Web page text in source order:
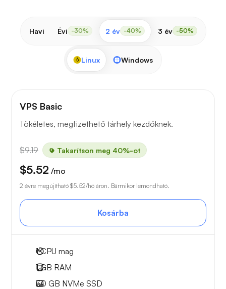
Havi Évi -30% 2 év -40% 3 év -50%
Linux Windows
VPS Basic
Tökéletes, megfizethető tárhely kezdőknek.
$9.19 Takarítson meg 40%-ot
$5.52 /mo
2 évre megújítható $5.52/hó áron. Bármikor lemondható.
Kosárba
1CPU mag
1 GB RAM
30 GB NVMe SSD